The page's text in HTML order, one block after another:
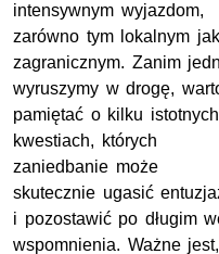
intensywnym wyjazdom,
zarówno tym lokalnym
zagranicznym. Zanim
wyruszymy w drogę,
pamiętać o kilku istotnych
kwestiach, których
zaniedbanie może
skutecznie ugasić
i pozostawić po długim
wspomnienia. Ważne